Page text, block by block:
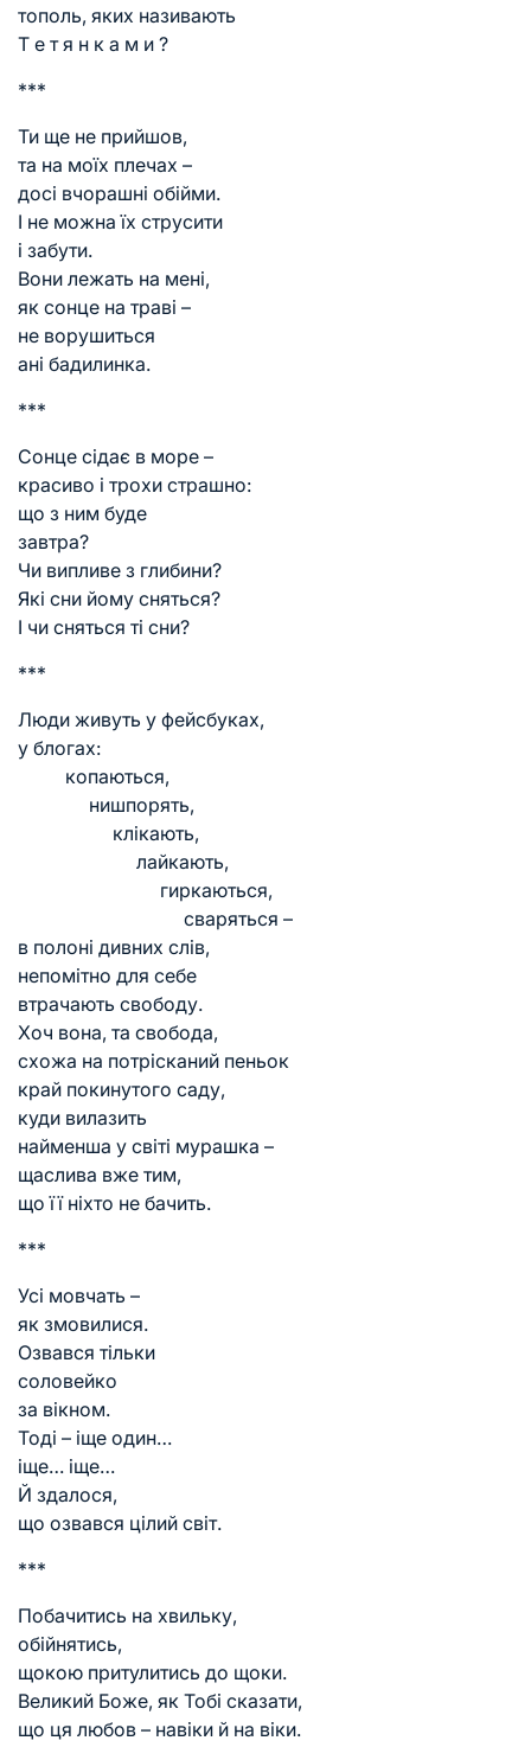
тополь, яких називають
Т е т я н к а м и ?
***
Ти ще не прийшов,
та на моїх плечах –
досі вчорашні обійми.
І не можна їх струсити
і забути.
Вони лежать на мені,
як сонце на траві –
не ворушиться
ані бадилинка.
***
Сонце сідає в море –
красиво і трохи страшно:
що з ним буде
завтра?
Чи випливе з глибини?
Які сни йому сняться?
І чи сняться ті сни?
***
Люди живуть у фейсбуках,
у блогах:
копаються,
нишпорять,
клікають,
лайкають,
гиркаються,
сваряться –
в полоні дивних слів,
непомітно для себе
втрачають свободу.
Хоч вона, та свобода,
схожа на потрісканий пеньок
край покинутого саду,
куди вилазить
найменша у світі мурашка –
щаслива вже тим,
що її ніхто не бачить.
***
Усі мовчать –
як змовилися.
Озвався тільки
соловейко
за вікном.
Тоді – іще один…
іще… іще…
Й здалося,
що озвався цілий світ.
***
Побачитись на хвильку,
обійнятись,
щокою притулитись до щоки.
Великий Боже, як Тобі сказати,
що ця любов – навіки й на віки.